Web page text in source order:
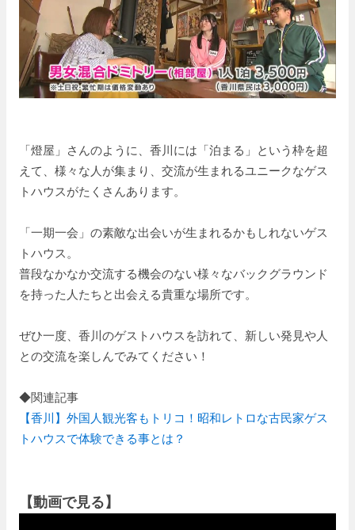
「燈屋」さんのように、香川には「泊まる」という枠を超
えて、様々な人が集まり、交流が生まれるユニークなゲス
トハウスがたくさんあります。
「一期一会」の素敵な出会いが生まれるかもしれないゲス
トハウス。
普段なかなか交流する機会のない様々なバックグラウンド
を持った人たちと出会える貴重な場所です。
ぜひ一度、香川のゲストハウスを訪れて、新しい発見や人
との交流を楽しんでみてください！
◆関連記事
【香川】外国人観光客もトリコ！昭和レトロな古民家ゲス
トハウスで体験できる事とは？
【動画で見る】